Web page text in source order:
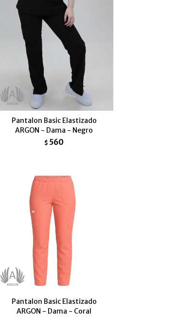
Pantalon Basic Elastizado
ARGON - Dama - Negro
$ 560
Pantalon Basic Elastizado
ARGON - Dama - Coral